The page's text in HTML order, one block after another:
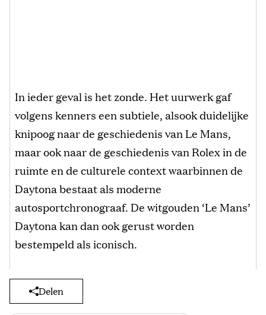
In ieder geval is het zonde. Het uurwerk gaf
volgens kenners een subtiele, alsook duidelijke
knipoog naar de geschiedenis van Le Mans,
maar ook naar de geschiedenis van Rolex in de
ruimte en de culturele context waarbinnen de
Daytona bestaat als moderne
autosportchronograaf. De witgouden ‘Le Mans’
Daytona kan dan ook gerust worden
bestempeld als iconisch.
Delen